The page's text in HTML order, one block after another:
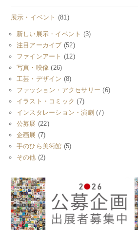
展示・イベント (81)
新しい展示・イベント (3)
注目アーカイブ (52)
ファインアート (12)
写真・映像 (26)
工芸・デザイン (8)
ファッション・アクセサリー (6)
イラスト・コミック (7)
インスタレーション・演劇(7)
公募展 (22)
企画展 (7)
手のひら美術館 (5)
その他 (2)